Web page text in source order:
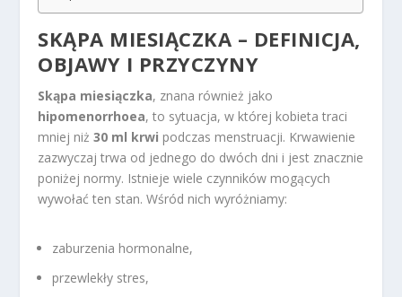
SKĄPA MIESIĄCZKA – DEFINICJA,
OBJAWY I PRZYCZYNY
Skąpa miesiączka, znana również jako
hipomenorrhoea, to sytuacja, w której kobieta traci
mniej niż30 ml krwi podczas menstruacji. Krwawienie
zazwyczaj trwa od jednego do dwóch dni i jest znacznie
poniżej normy. Istnieje wiele czynników mogących
wywołać ten stan. Wśród nich wyróżniamy:
zaburzenia hormonalne,
przewlekły stres,